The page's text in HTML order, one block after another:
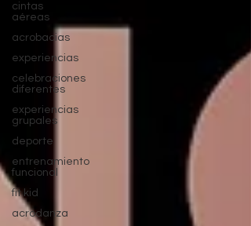
cintas
aéreas
acrobacias
experiencias
celebraciones
diferentes
experiencias
grupales
deporte
entrenamiento
funcional
fit kid
acrodanza